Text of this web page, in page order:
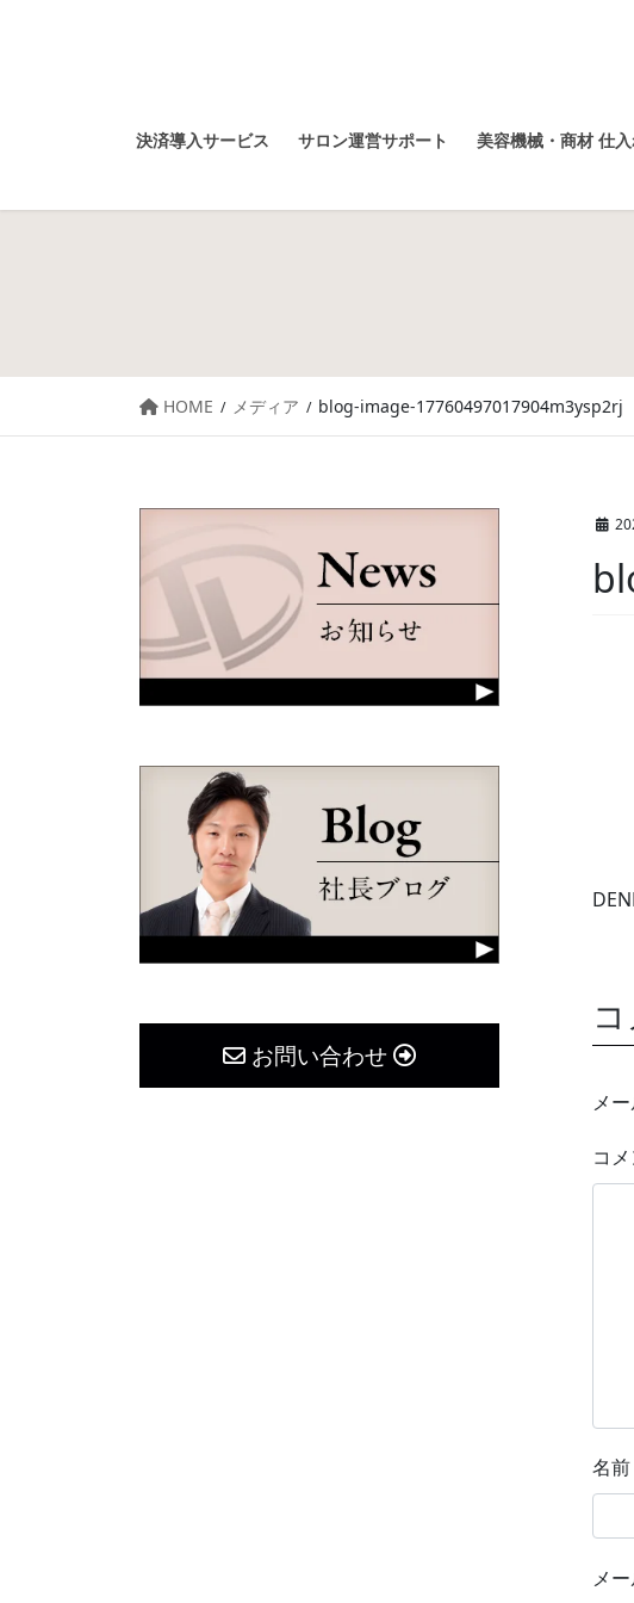
決済導入サービス サロン運営サポート 美容機械・商材 仕
HOME メディア blog-image-17760497017904m3ysp2rj
メ
コ
名前
メ
お問い合わせ